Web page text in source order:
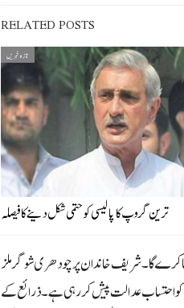
RELATED POSTS
تازہ خبریں
ترین گروپ کا پالیسی کو حتمی شکل دینے کا فیصلہ
میں تفتیش کیلئے درخواست دے رکھی ہے۔ نیب نواز شریف کے 15 روہ جسمانی ریمانڈ کی استدعا کرے گا۔ شریف خاندان پر چودھری شوگر ملز
کو احتساب عدالت پیش کررہی ہے۔ذرائع کے